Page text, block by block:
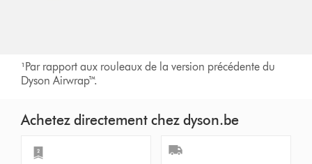
¹Par rapport aux rouleaux de la version précédente du
Dyson Airwrap™.
Achetez directement chez dyson.be